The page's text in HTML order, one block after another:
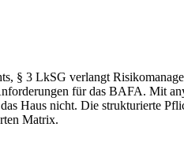
§ 3 LkSG verlangt
für das BAFA. Mit
Haus nicht. Die strukturierte
Matrix.